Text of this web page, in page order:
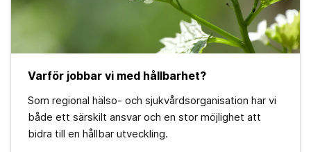
Varför jobbar vi med hållbarhet?
Som regional hälso- och sjukvårdsorganisation har vi
både ett särskilt ansvar och en stor möjlighet att
bidra till en hållbar utveckling.